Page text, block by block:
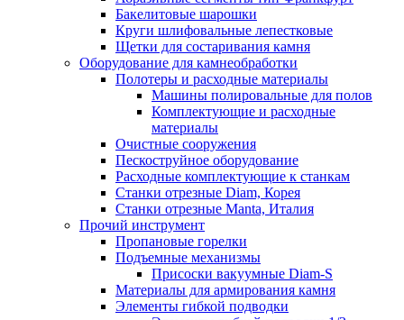
Бакелитовые шарошки
Круги шлифовальные лепестковые
Щетки для состаривания камня
Оборудование для камнеобработки
Полотеры и расходные материалы
Машины полировальные для полов
Комплектующие и расходные
материалы
Очистные сооружения
Пескоструйное оборудование
Расходные комплектующие к станкам
Станки отрезные Diam, Корея
Станки отрезные Manta, Италия
Прочий инструмент
Пропановые горелки
Подъeмные механизмы
Присоски вакуумные Diam-S
Материалы для армирования камня
Элементы гибкой подводки